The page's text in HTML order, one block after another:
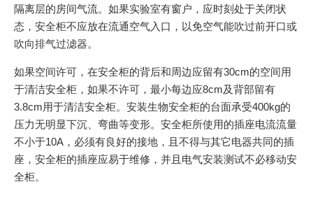
隔离层的房间气流。如果实验室有窗户，应时刻处于关闭状
态，安全柜不应放在流通空气入口，以免空气能吹过前开口或
吹向排气过滤器。
如果空间许可，在安全柜的背后和周边应留有30cm的空间用
于清洁安全柜，如果不许可，最小每边应8cm及背部留有
3.8cm用于清洁安全柜。安装生物安全柜的台面承受400kg的
压力无明显下沉、弯曲等变形。安全柜所使用的插座电流流量
不小于10A，必须有良好的接地，且不得与其它电器共同的插
座，安全柜的插座应易于维修，并且电气安装测试不必移动安
全柜。